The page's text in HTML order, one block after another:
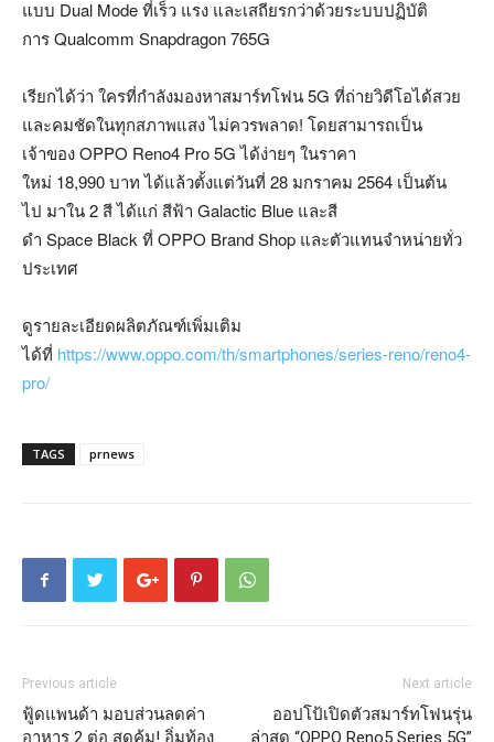
แบบ Dual Mode ที่เร็ว แรง และเสถียรกว่าด้วยระบบปฏิบัติ
การ Qualcomm Snapdragon 765G
เรียกได้ว่า ใครที่กำลังมองหาสมาร์ทโฟน 5G ที่ถ่ายวิดีโอได้สวย
และคมชัดในทุกสภาพแสง ไม่ควรพลาด! โดยสามารถเป็น
เจ้าของ OPPO Reno4 Pro 5G ได้ง่ายๆ ในราคา
ใหม่ 18,990 บาท ได้แล้วตั้งแต่วันที่ 28 มกราคม 2564 เป็นต้น
ไป มาใน 2 สี ได้แก่ สีฟ้า Galactic Blue และสี
ดำ Space Black ที่ OPPO Brand Shop และตัวแทนจำหน่ายทั่ว
ประเทศ
ดูรายละเอียดผลิตภัณฑ์เพิ่มเติม
ได้ที่ https://www.oppo.com/th/smartphones/series-reno/reno4-
pro/
TAGS prnews
Previous article
ฟู้ดแพนด้า มอบส่วนลดค่า
อาหาร 2 ต่อ สุดคุ้ม! อิ่มท้อง
Next article
ออปโป้เปิดตัวสมาร์ทโฟนรุ่น
ล่าสุด “OPPO Reno5 Series 5G”